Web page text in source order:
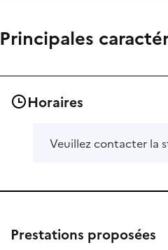
Principales
Horaires
Veuillez contacter la
Prestations proposées